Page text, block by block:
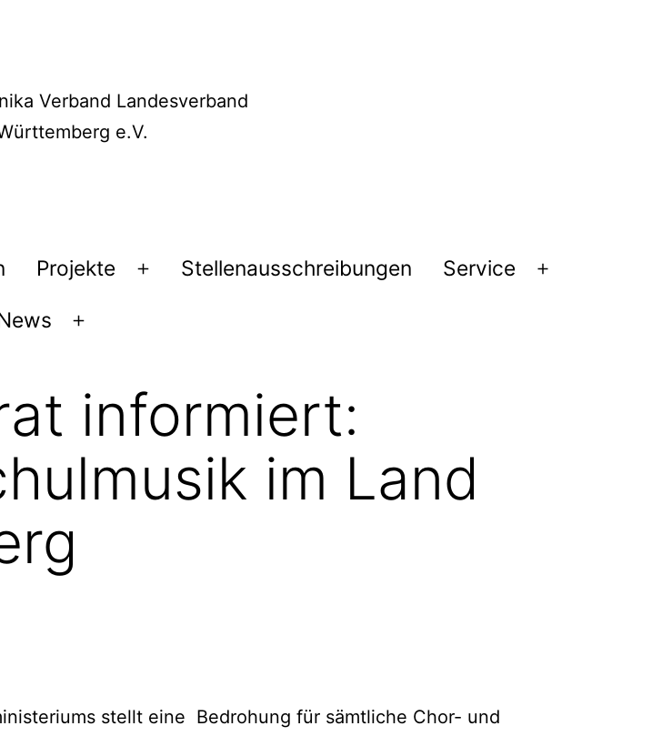
Projekte
MenüStellenausschreibungen Service
Menü
Menü
informiert:
im Land
stellt eine Bedrohung für sämtliche Chor- und